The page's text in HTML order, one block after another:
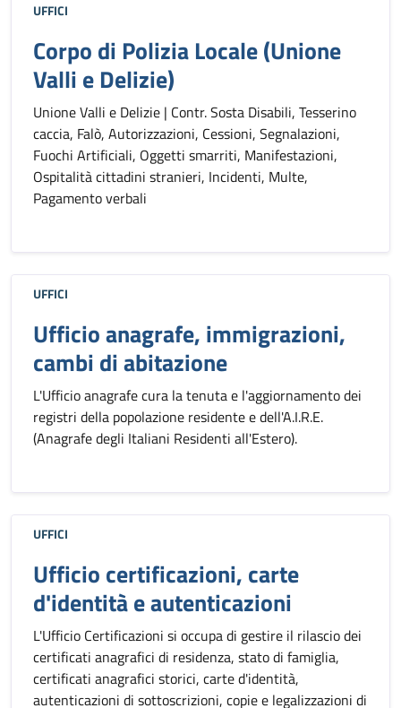
UFFICI
Corpo di Polizia Locale (Unione
Valli e Delizie)
Unione Valli e Delizie | Contr. Sosta Disabili, Tesserino
caccia, Falò, Autorizzazioni, Cessioni, Segnalazioni,
Fuochi Artificiali, Oggetti smarriti, Manifestazioni,
Ospitalità cittadini stranieri, Incidenti, Multe,
Pagamento verbali
UFFICI
Ufficio anagrafe, immigrazioni,
cambi di abitazione
L'Ufficio anagrafe cura la tenuta e l'aggiornamento dei
registri della popolazione residente e dell'A.I.R.E.
(Anagrafe degli Italiani Residenti all'Estero).
UFFICI
Ufficio certificazioni, carte
d'identità e autenticazioni
L'Ufficio Certificazioni si occupa di gestire il rilascio dei
certificati anagrafici di residenza, stato di famiglia,
certificati anagrafici storici, carte d'identità,
autenticazioni di sottoscrizioni, copie e legalizzazioni di